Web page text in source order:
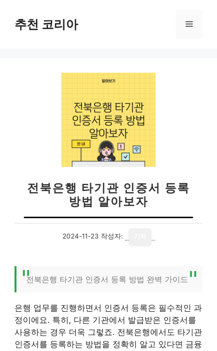
추천 코리아 메
전북은행 타기관 인증서 등록
방법 알아보자
2024-11-23 작성자:
전북은행 타기관 인증서 등록 방법 완벽 가이드
은행 업무를 진행하면서 인증서 등록은 필수적인 과
정이에요. 특히, 다른 기관에서 발급받은 인증서를
사용하는 경우 더욱 그렇죠. 전북은행에서도 타기관
인증서를 등록하는 방법을 정확히 알고 있다면 금융